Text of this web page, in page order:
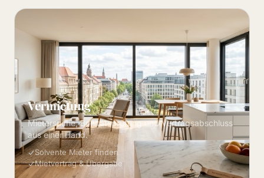
Vermietung
Mietersuche, Bonitätsprüfung und Vertragsabschluss
aus einer Hand.
Solvente Mieter finden
Mietvertrag & Übergabe